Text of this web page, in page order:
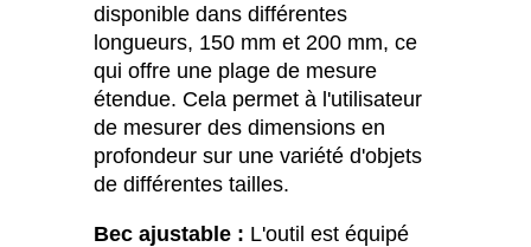
disponible dans différentes
longueurs, 150 mm et 200 mm, ce
qui offre une plage de mesure
étendue. Cela permet à l'utilisateur
de mesurer des dimensions en
profondeur sur une variété d'objets
de différentes tailles.
Bec ajustable : L'outil est équipé